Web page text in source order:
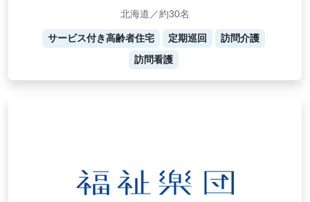
北海道／約30名
サービス付き高齢者住宅 定期巡回
訪問介護
訪問看護